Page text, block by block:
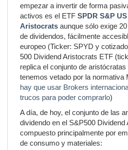
empezar a invertir de forma
activos es el ETF SPDR S&P
Aristocrats aunque sólo exige
de dividendos, fácilmente
europeo (Ticker: SPYD y
500 Dividend Aristocrats ETF
replica el conjunto de
tenemos vetado por la normativa
hay que usar Brokers
trucos para poder comprarlo)
A día, de hoy, el conjunto de las
dividendo en el S&P500
compuesto principalmente por
de consumo y materiales: